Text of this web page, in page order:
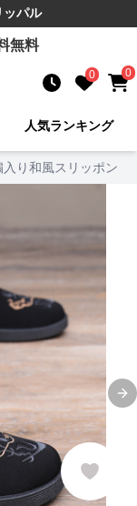
ッパル
無料
0 0
人気ランキング
入り和風スリッポン